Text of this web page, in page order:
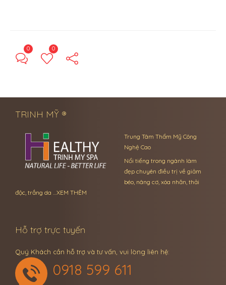
0 0
TRINH MỸ ®
Trung Tâm Thẩm Mỹ Công
Nghệ Cao
Nổi tiếng trong ngành làm
đẹp chuyên điều trị về giảm
béo, nâng cơ, xóa nhăn, thải
độc, trắng da … XEM THÊM
Hỗ trợ trực tuyến
Quý Khách cần hỗ trợ và tư vấn, vui lòng liên hệ:
0918 599 611